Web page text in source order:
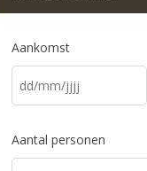
Aankomst
Aantal personen